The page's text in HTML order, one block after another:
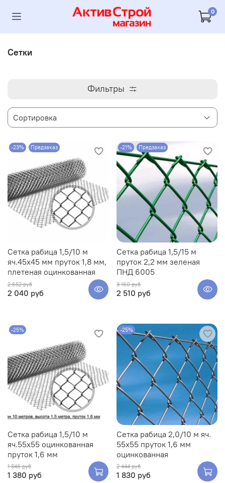
0
Сетки
Фильтры
-23% Предзаказ
Сетка рабица 1,5/10 м
яч.45х45 мм пруток 1,8 мм,
плетеная оцинкованная
2 652 руб
2 040 руб
-21% Предзаказ
Сетка рабица 1,5/15 м
пруток 2,2 мм зеленая
ПНД 6005
3 160 руб
2 510 руб
-25%
Сетка рабица 1,5/10 м
яч.55х55 оцинкованная
пруток 1,6 мм
1 846 руб
1 380 руб
-25%
Сетка рабица 2,0/10 м яч.
55х55 пруток 1,6 мм
оцинкованная
2 444 руб
1 830 руб